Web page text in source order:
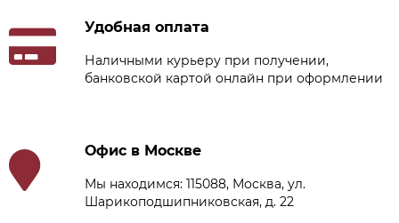
Удобная оплата
Наличными курьеру при получении,
банковской картой онлайн при оформлении
Офис в Москве
Мы находимся: 115088, Москва, ул.
Шарикоподшипниковская, д. 22